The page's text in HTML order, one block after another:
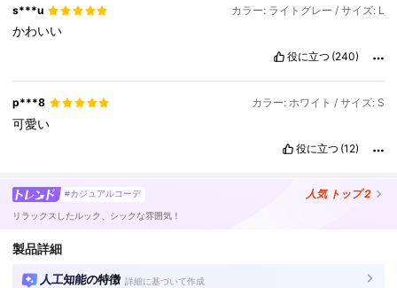
s***u カラー: ライトグレー / サイズ: L
かわいい
役に立つ (240)
p***8 カラー: ホワイト / サイズ: S
可愛い
役に立つ (12)
#カジュアルコーデ 人気 トップ 2
リラックスしたルック、シックな雰囲気！
製品詳細
人工知能の特徴 詳細に基づいて作成